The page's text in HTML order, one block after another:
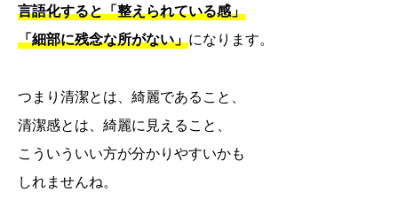
言語化すると「整えられている感」
「細部に残念な所がない」になります。
つまり清潔とは、綺麗であること、
清潔感とは、綺麗に見えること、
こういういい方が分かりやすいかも
しれませんね。